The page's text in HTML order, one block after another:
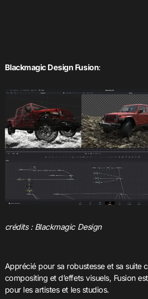
Blackmagic Design Fusion:
crédits : Blackmagic Design
Apprécié pour sa robustesse et sa suite
compositing et d’effets visuels, Fusion
pour les artistes et les studios.